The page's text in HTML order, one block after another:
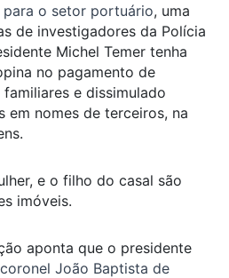
o setor portuário, uma
de investigadores da Polícia
Michel Temer tenha
no pagamento de
e dissimulado
em nomes de terceiros, na
e o filho do casal são
imóveis.
aponta que o presidente
coronel João Baptista de